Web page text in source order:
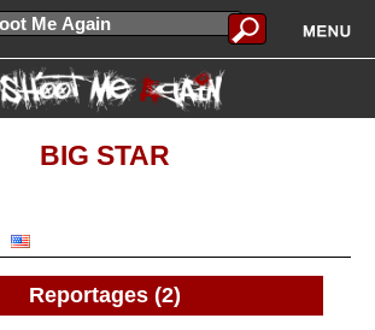
BIG STAR
Reportages (2)